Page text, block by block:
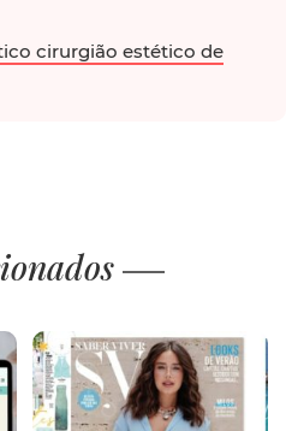
cirurgião estético de